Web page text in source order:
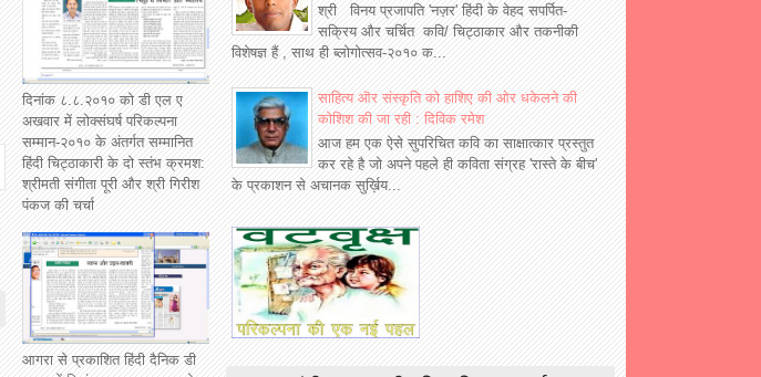
श्री विनय प्रजापति 'नज़र' हिंदी के वेहद सपर्पित-
सक्रिय और चर्चित कवि/ चिट्ठाकार और तकनीकी
विशेषज्ञ हैं , साथ ही ब्लोगोत्सव-२०१० क...
साहित्य ऒर संस्कृति को हाशिए की ओर धकेलने की
कोशिश की जा रही : दिविक रमेश
आज हम एक ऐसे सुपरिचित कवि का साक्षात्कार प्रस्तुत
कर रहे है जो अपने पहले ही कविता संग्रह 'रास्ते के बीच'
के प्रकाशन से अचानक सुर्ख़िय...
दिनांक ८.८.२०१० को डी एल ए
अखवार में लोक्संघर्ष परिकल्पना
सम्मान-२०१० के अंतर्गत सम्मानित
हिंदी चिट्ठाकारी के दो स्तंभ क्रमश:
श्रीमती संगीता पूरी और श्री गिरीश
पंकज की चर्चा
आगरा से प्रकाशित हिंदी दैनिक डी